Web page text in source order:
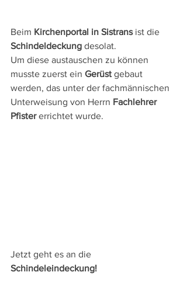
Beim Kirchenportal in Sistrans ist die
Schindeldeckung desolat.
Um diese austauschen zu können
musste zuerst ein Gerüst gebaut
werden, das unter der fachmännischen
Unterweisung von Herrn Fachlehrer
Pfister errichtet wurde.
Jetzt geht es an die
Schindeleindeckung!